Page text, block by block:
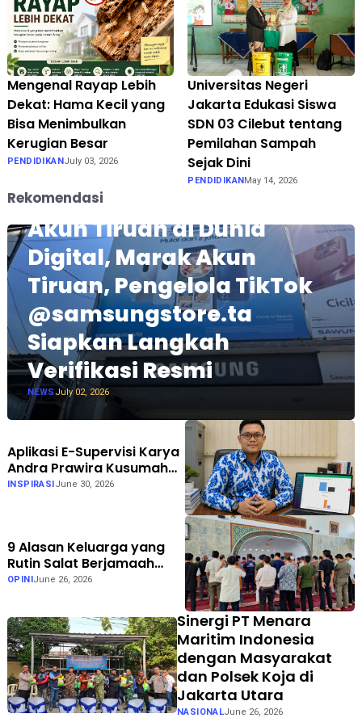
Mengenal Rayap Lebih
Dekat: Hama Kecil yang
Bisa Menimbulkan
Kerugian Besar
PENDIDIKAN July 03, 2026
Universitas Negeri
Jakarta Edukasi Siswa
SDN 03 Cilebut tentang
Pemilahan Sampah
Sejak Dini
PENDIDIKAN May 14, 2026
Rekomendasi
Fokus pada Tantangan
Akun Tiruan di Dunia
Digital, Marak Akun
Tiruan, Pengelola TikTok
@samsungstore.ta
Siapkan Langkah
Verifikasi Resmi
NEWS July 02, 2026
Aplikasi E-Supervisi Karya
Andra Prawira Kusumah
Dukung Pendidikan Inklusif
INSPIRASIJune 30, 2026
9 Alasan Keluarga yang
Rutin Salat Berjamaah
Lebih Harmonis
OPINIJune 26, 2026
Sinergi PT Menara
Maritim Indonesia
dengan Masyarakat
dan Polsek Koja di
Jakarta Utara
NASIONALJune 26, 2026